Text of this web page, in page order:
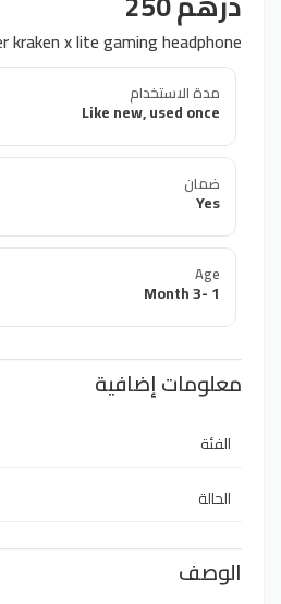
kraken x lite gaming headphone
مدة الاستخدام
Like new, used once
ضمان
Yes
Age
1 -3 Month
معلومات إضافية
الفئة
الحالة
الوصف